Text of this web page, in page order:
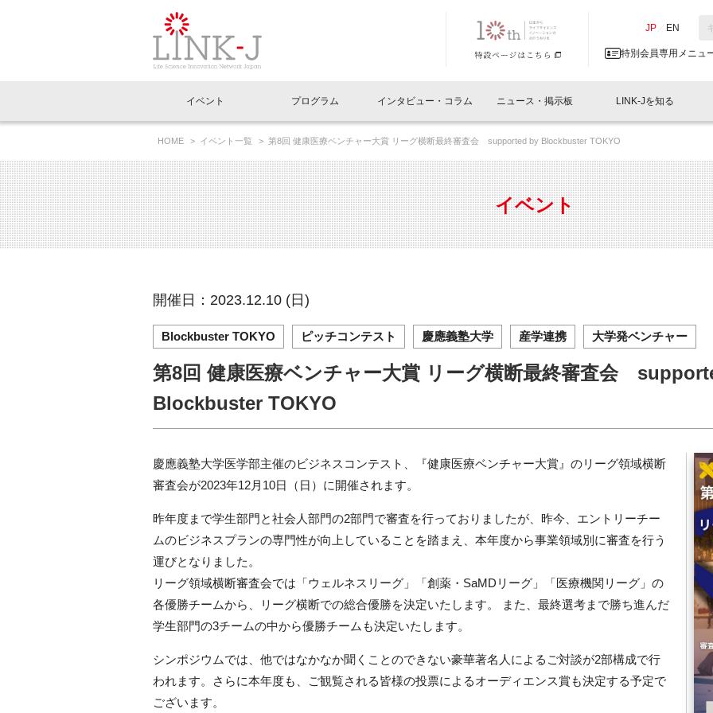
JP EN
特別会員専用メニュ
イベントお知らせメール登録
閉じる
イベント
イベント一覧
LINK-J主催・共催 特別会員開催
LINK-J協賛・協力 出展・参加
イベントレポート一覧
LINK-J主催・共催
LINK-J協賛・協力
プログラム
Out of Box相談室 What's "UNIKORN"？
インタビュー・コラム
インタビュー・コラム一覧
スペシャルインタビュー ベンチャーインタビュー 会報
連載コラム サポーターコラム 日本
ニュース・掲示板
ニュース一覧
トピック プレスリリース
メディア情報 海外関連
協賛・協力
人と情報の交流掲示板一覧
会員プレスリリース
募集
LINK-Jを知る
理事長挨拶 Why in Nihonbashi
国内外連携 サポーター紹介 事業
組織概要 パンフレット GTB
特別会員一覧 特別会員について 入会
専用メニューはこちら
ラウンジ・会議室 オフィス・ラボ 施設
アクセス
HOME イベント一覧 第8回 健康医療ベンチャー大賞 リーグ横断最終審査会 supported by Blockbuster TOKYO
イベント
開催日：2023.12.10 (日)
Blockbuster TOKYO ピッチコンテスト 慶應義塾大学 産学連携 大学発ベンチャー
第8回 健康医療ベンチャー大賞 リーグ横断最終審査会
Blockbuster TOKYO
慶應義塾大学医学部主催のビジネスコンテスト、『健康医療ベンチャー大賞』のリーグ領域横断
審査会が2023年12月10日（日）に開催されます。
昨年度まで学生部門と社会人部門の2部門で審査を行っておりましたが、昨今、エントリーチー
ムのビジネスプランの専門性が向上していることを踏まえ、本年度から事業領域別に審査を行う
運びとなりました。
リーグ領域横断審査会では「ウェルネスリーグ」「創薬・SaMDリーグ」「医療機関リーグ」の
各優勝チームから、リーグ横断での総合優勝を決定いたします。 また、最終選考まで勝ち進んだ
学生部門の3チームの中から優勝チームも決定いたします。
シンポジウムでは、他ではなかなか聞くことのできない豪華著名人によるご対談が2部構成で行
われます。さらに本年度も、ご観覧される皆様の投票によるオーディエンス賞も決定する予定で
ございます。